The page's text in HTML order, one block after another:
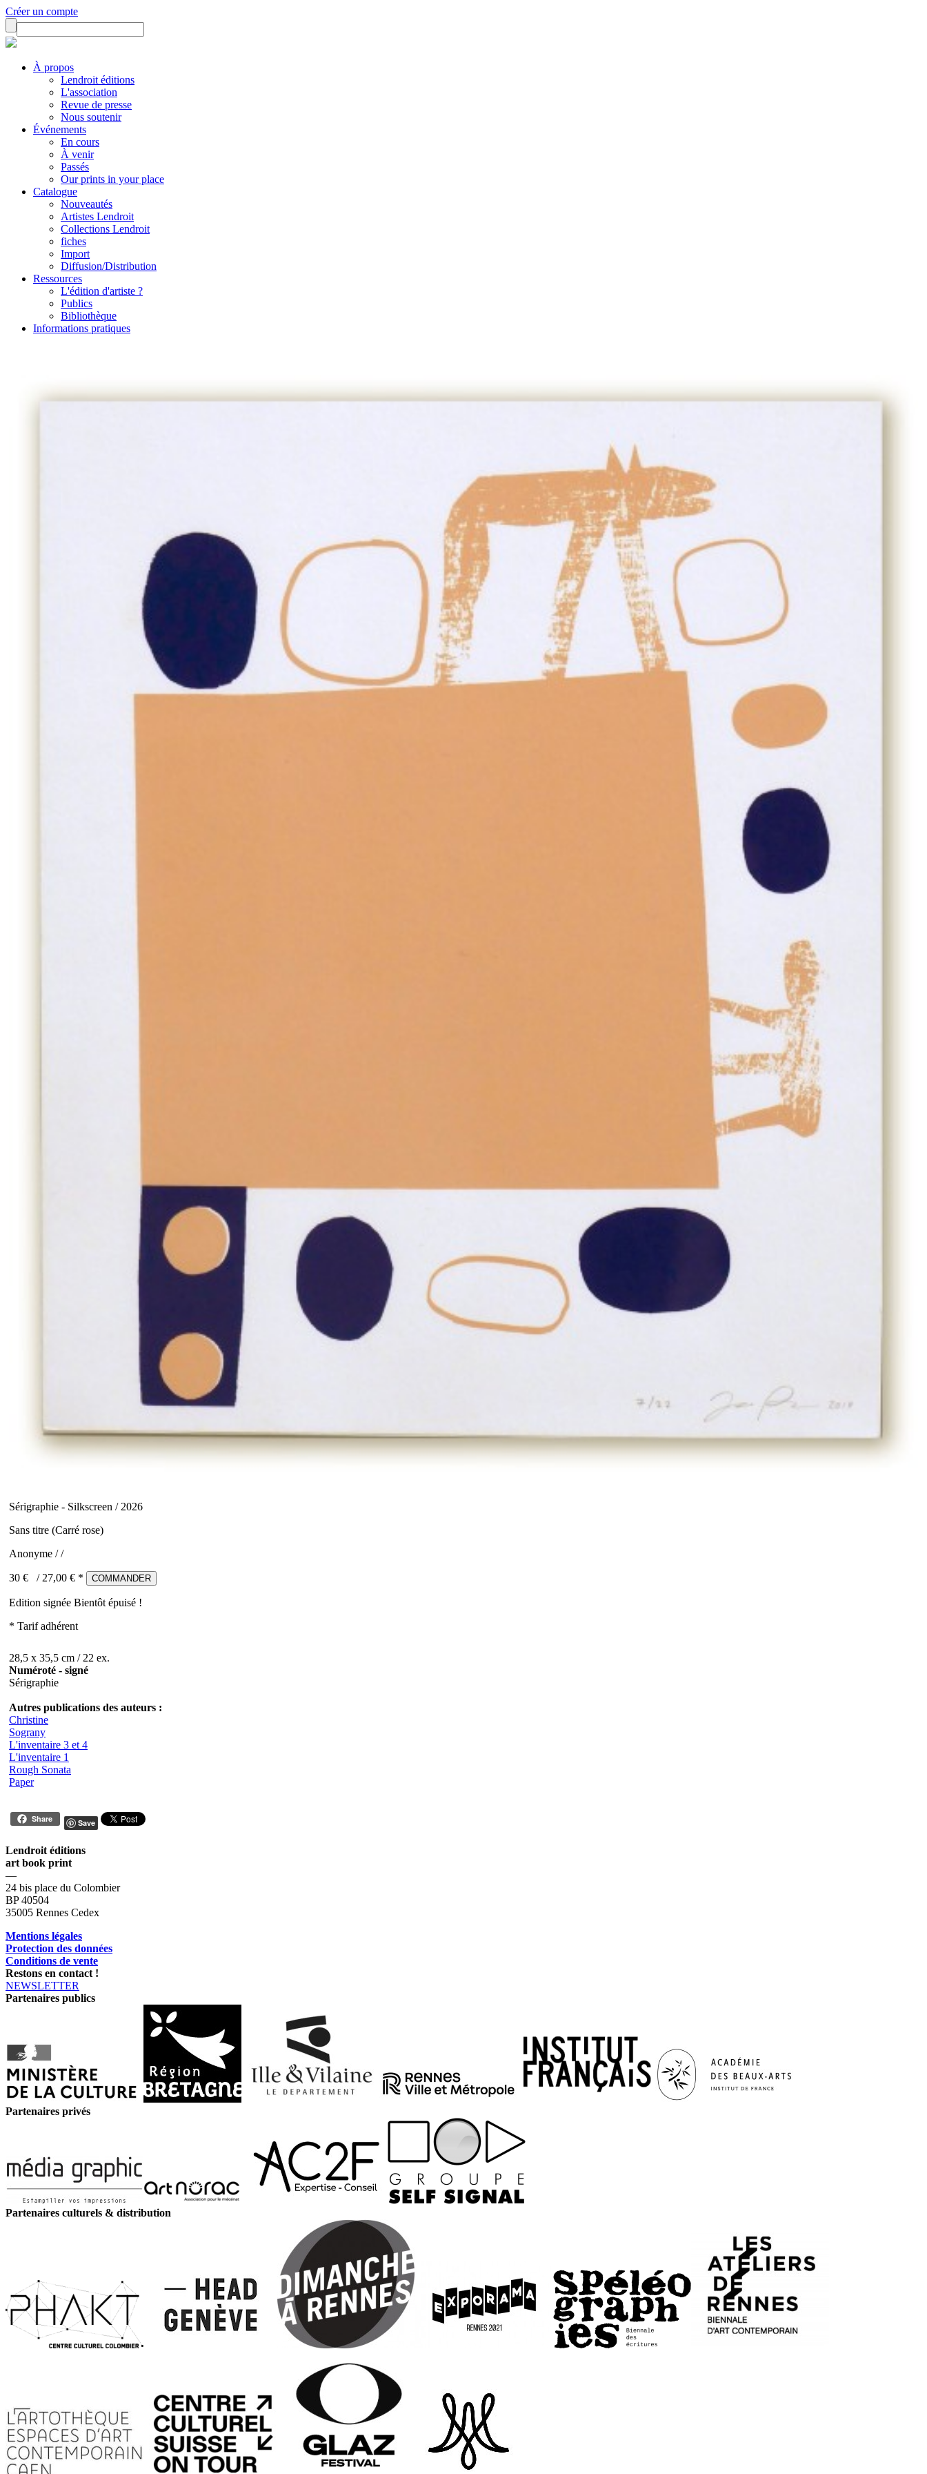
Créer un compte
À propos
Lendroit éditions
L'association
Revue de presse
Nous soutenir
Événements
En cours
À venir
Passés
Our prints in your place
Catalogue
Nouveautés
Artistes Lendroit
Collections Lendroit
fiches
Import
Diffusion/Distribution
Ressources
L'édition d'artiste ?
Publics
Bibliothèque
Informations pratiques
Sérigraphie - Silkscreen / 2026
Sans titre (Carré rose)
Anonyme / /
30 € / 27,00 € * COMMANDER
Edition signée Bientôt épuisé !
* Tarif adhérent
28,5 x 35,5 cm / 22 ex.
Numéroté - signé
Sérigraphie
Autres publications des auteurs :
Christine
Sograny
L'inventaire 3 et 4
L'inventaire 1
Rough Sonata
Paper
Share Save
Lendroit éditions
art book print
—
24 bis place du Colombier
BP 40504
35005 Rennes Cedex
Mentions légales
Protection des données
Conditions de vente
Restons en contact !
NEWSLETTER
Partenaires publics
Partenaires privés
Partenaires culturels & distribution